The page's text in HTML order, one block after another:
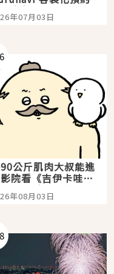
都市餐廳，打造專屬
體驗！
年07月03日
6
公斤肌肉大叔能進
院看《吉伊卡哇》
？日本重金屬樂團
首」會長與nagano
年08月03日
8